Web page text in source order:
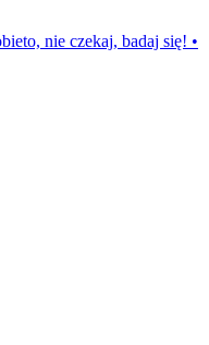
nie czekaj, badaj się! •